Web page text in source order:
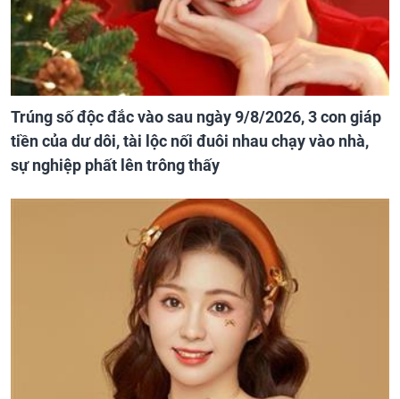
Trúng số độc đắc vào sau ngày 9/8/2026, 3 con giáp
tiền của dư dôi, tài lộc nối đuôi nhau chạy vào nhà,
sự nghiệp phất lên trông thấy